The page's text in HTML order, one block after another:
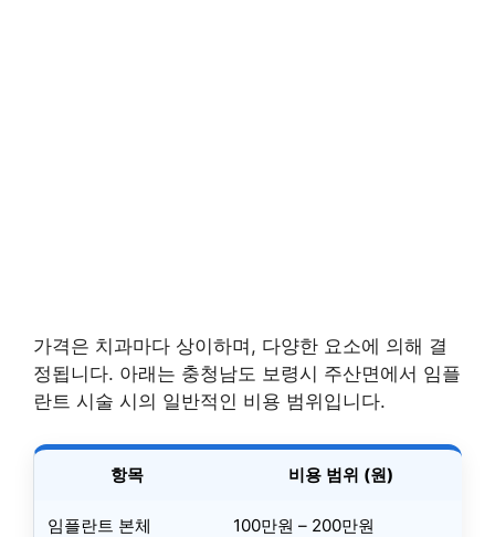
가격은 치과마다 상이하며, 다양한 요소에 의해 결
정됩니다. 아래는 충청남도 보령시 주산면에서 임플
란트 시술 시의 일반적인 비용 범위입니다.
항목 비용 범위 (원)
임플란트 본체 100만원 – 200만원